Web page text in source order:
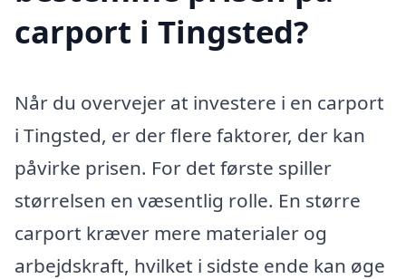
carport i Tingsted?
Når du overvejer at investere i en carport
i Tingsted, er der flere faktorer, der kan
påvirke prisen. For det første spiller
størrelsen en væsentlig rolle. En større
carport kræver mere materialer og
arbejdskraft, hvilket i sidste ende kan øge